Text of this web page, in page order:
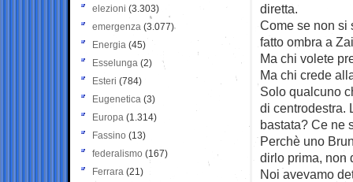
diretta.
Come se non si
fatto ombra a
Ma chi volete
Ma chi crede
Solo qualcuno
di centrodestra.
bastata? Ce ne
Perchè uno
dirlo prima, non
Noi avevamo
elezioni (3.303)
emergenza (3.077)
Energia (45)
Esselunga (2)
Esteri (784)
Eugenetica (3)
Europa (1.314)
Fassino (13)
federalismo (167)
Ferrara (21)